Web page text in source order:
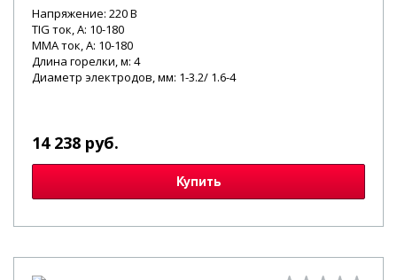
Напряжение: 220 В
TIG ток, А: 10-180
MMA ток, А: 10-180
Длина горелки, м: 4
Диаметр электродов, мм: 1-3.2/ 1.6-4
14 238 руб.
Купить